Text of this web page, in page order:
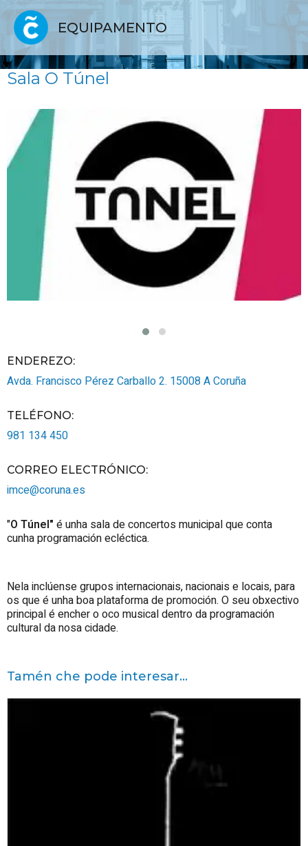
EQUIPAMENTO
Sala O Túnel
ENDEREZO:
Avda. Francisco Pérez Carballo 2. 15008A Coruña
TELÉFONO:
981 134 450
CORREO ELECTRÓNICO:
imce@coruna.es
"O Túnel" é unha sala de concertos municipal que conta
cunha programación ecléctica.
Nela inclúense grupos internacionais, nacionais e locais, para
os que é unha boa plataforma de promoción. O seu obxectivo
principal é encher o oco musical dentro da programación
cultural da nosa cidade.
Tamén che pode interesar...